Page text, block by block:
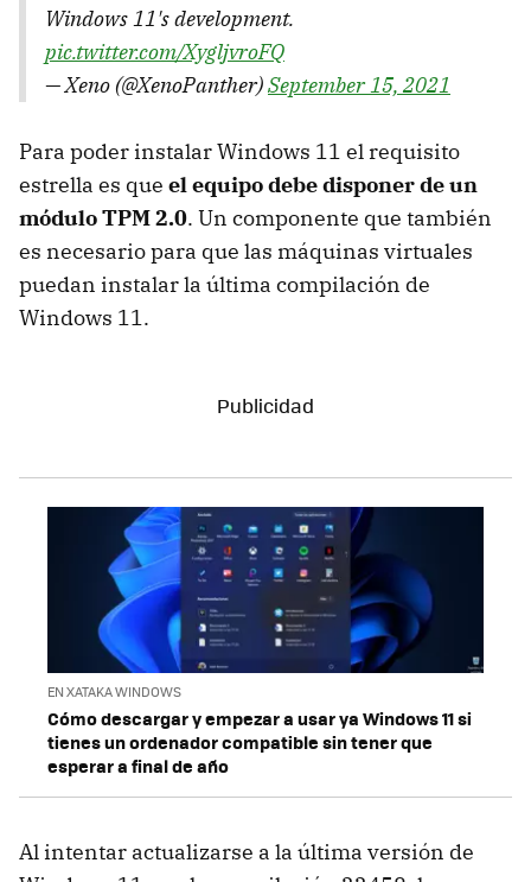
Windows 11's development.
pic.twitter.com/XygljvroFQ
— Xeno (@XenoPanther)September 15, 2021
Para poder instalar Windows 11 el requisito
estrella es que el equipo debe disponer de un
módulo TPM 2.0. Un componente que también
es necesario para que las máquinas virtuales
puedan instalar la última compilación de
Windows 11.
EN XATAKA WINDOWS
Cómo descargar y empezar a usar ya Windows 11 si
tienes un ordenador compatible sin tener que
esperar a final de año
Al intentar actualizarse a la última versión de